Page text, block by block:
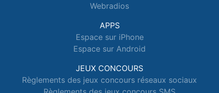
Webradios
APPS
Espace sur iPhone
Espace sur Android
JEUX CONCOURS
Règlements des jeux concours réseaux sociaux